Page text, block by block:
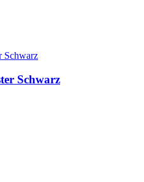
Schwarz